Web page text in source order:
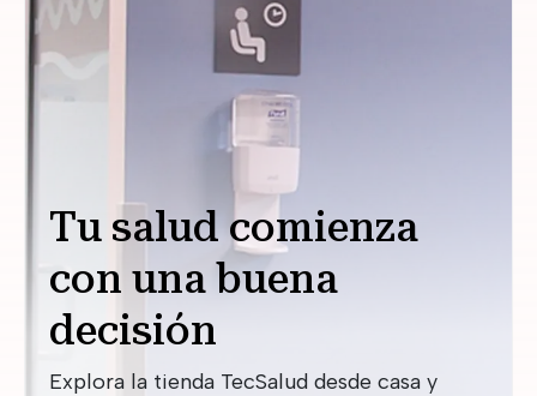
Tu salud comienza
con una buena
decisión
Explora la tienda TecSalud desde casa y